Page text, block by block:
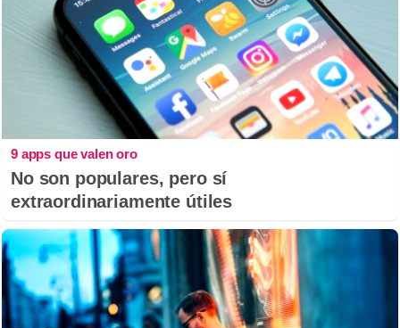
9 apps que valen oro
No son populares, pero sí
extraordinariamente útiles